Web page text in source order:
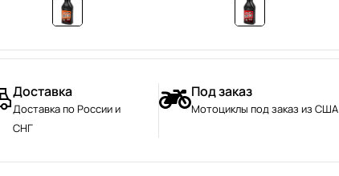
Доставка
Доставка по России и
СНГ
Под заказ
Мотоциклы под заказ из США